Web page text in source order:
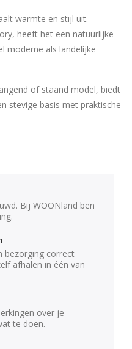
warmte en stijl uit.
, heeft het een natuurlijke
moderne als landelijke
of staand model, biedt
stevige basis met praktische
Bij WOONland ben
bezorging correct
afhalen in één van
over je
te doen.